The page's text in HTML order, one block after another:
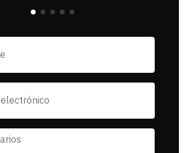
pancartas de
exigiendo al asesino
muerta.